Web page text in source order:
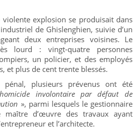
explosion se produisait dans
de Ghislenghien, suivie d’un
deux entreprises voisines. Le
lourd : vingt-quatre personnes
un policier, et des employés
et plus de cent trente blessés.
plusieurs prévenus ont été
involontaire par défaut de
», parmi lesquels le gestionnaire
d’œuvre des travaux ayant
et l’architecte.